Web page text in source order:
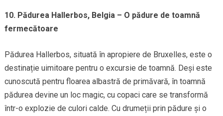
10. Pădurea Hallerbos, Belgia – O pădure de toamnă
fermecătoare
Pădurea Hallerbos, situată în apropiere de Bruxelles, este o
destinație uimitoare pentru o excursie de toamnă. Deși este
cunoscută pentru floarea albastră de primăvară, în toamnă
pădurea devine un loc magic, cu copaci care se transformă
într-o explozie de culori calde. Cu drumeții prin pădure și o